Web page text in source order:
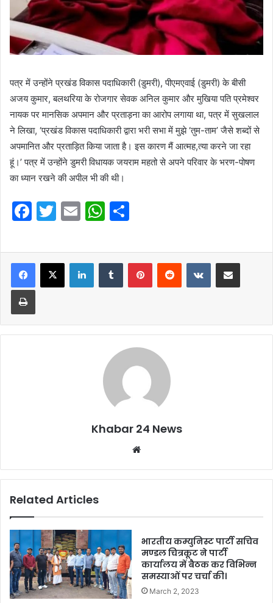
पत्र में उन्होंने प्रखंड विकास पदाधिकारी (डुमरी), पीएमएवाई (डुमरी) के बीसी
अजय कुमार, बलथरिया के रोजगार सेवक अनिल कुमार और मुखिया पति प्रमेश्वर
नायक पर मानसिक अपमान और प्रताड़ना का आरोप लगाया था, पत्र में सुखलाल
ने लिखा, ‘प्रखंड विकास पदाधिकारी द्वारा भरी सभा में मुझे ‘तुम-ताम’ जैसे शब्दों से
अपमानित और प्रताड़ित किया जाता है। इस कारण मैं आत्मह,त्या करने जा रहा
हूं।’ पत्र में उन्होंने डुमरी विधायक जयराम महतो से अपने परिवार के भरण-पोषण
का ध्यान रखने की अपील भी की थी।
F
c
e
b
o
o
T
itt
er
E
ai
l
W
at
s
A
p
ar
e
LinkedInTumblr PinterestReddit VKontakteShare via Email
Print
Khabar 24 News
Related Articles
भारतीय कम्युनिस्ट पार्टी सचिव
मण्डल चित्रकूट ने पार्टी
कार्यालय में बैठक कर विभिन्न
समस्याओं पर चर्चा की।
March 2, 2023